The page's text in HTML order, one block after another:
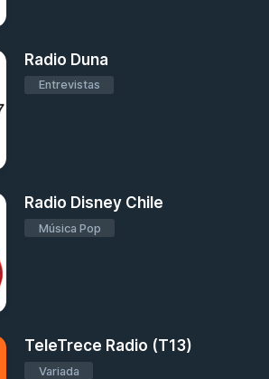
Radio Duna
Entrevistas
Radio Disney Chile
Música Pop
TeleTrece Radio (T13)
Variada